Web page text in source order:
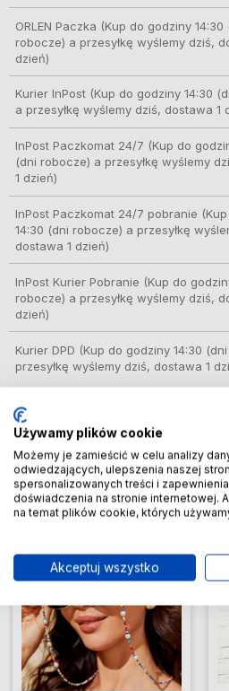
ORLEN Paczka (Kup do godziny 14:30
robocze) a przesyłkę wyślemy dziś,
dzień)
Kurier InPost(Kup do godziny 14:30
a przesyłkę wyślemy dziś, dostawa 1
InPost Paczkomat 24/7 (Kup do
(dni robocze) a przesyłkę wyślemy
1 dzień)
InPost Paczkomat 24/7 pobranie
14:30 (dni robocze) a przesyłkę
dostawa 1 dzień)
InPost Kurier Pobranie (Kup do
robocze) a przesyłkę wyślemy dziś,
dzień)
Kurier DPD (Kup do godziny 14:30
przesyłkę wyślemy dziś, dostawa 1
Inne z tej kategorii
Do ulubionych
Do ulubionych
Używamy plików cookie
Możemy je zamieścić w celu analizy
odwiedzających, ulepszenia naszej
spersonalizowanych treści i
doświadczenia na stronie internetowej.
na temat plików cookie, których
Akceptuj wszystko